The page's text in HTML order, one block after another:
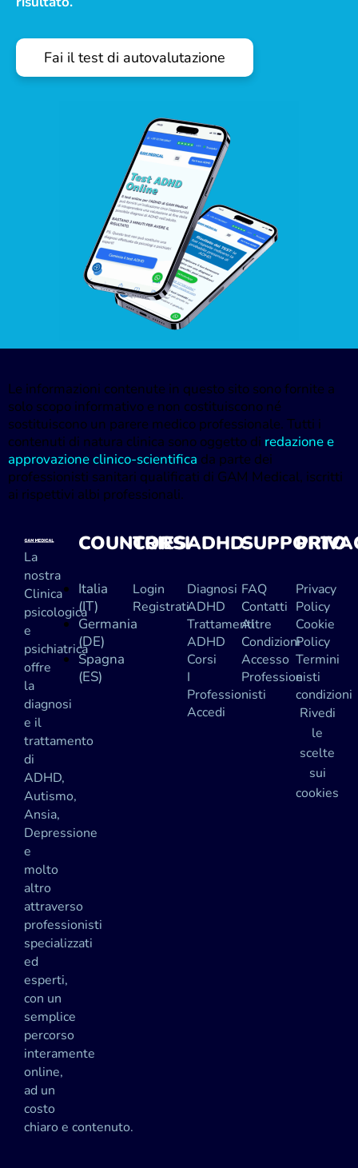
Fai il test di autovalutazione
Le informazioni contenute in questo sito sono fornite a
solo scopo informativo e non costituiscono né
sostituiscono un parere medico professionale. Tutti i
contenuti di natura clinica sono oggetto di redazione e
approvazione clinico-scientifica da parte dei
professionisti sanitari qualificati di GAM Medical, iscritti
ai rispettivi albi professionali.
La
nostra
Clinica
psicologica
e
psichiatrica
offre
la
diagnosi
e il
trattamento
di
ADHD,
Autismo,
Ansia,
Depressione
e
molto
altro
attraverso
professionisti
specializzati
ed
esperti,
con un
semplice
percorso
interamente
online,
ad un
costo
chiaro e contenuto.
COUNTRIES
Italia
(IT)
Germania
(DE)
Spagna
(ES)
CORSI
Login
Registrati
ADHD
Diagnosi
ADHD
Trattamenti
ADHD
Corsi
I
Professionisti
Accedi
SUPPORTO
FAQ
Contatti
Altre
Condizioni
Accesso
Professionisti
Privacy
Policy
Cookie
Policy
Termini
e
condizioni
Rivedi
le
scelte
sui
cookies